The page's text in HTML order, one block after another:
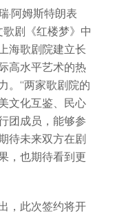
·阿姆斯特朗表
剧《红楼梦》中
海歌剧院建立长
高水平艺术的热
。“两家歌剧院的
文化互鉴、民心
团成员，能够参
待未来双方在剧
，也期待看到更
，此次签约将开